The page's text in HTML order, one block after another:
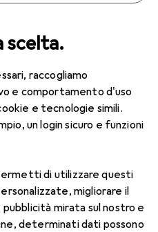
scelta.
raccogliamo
e comportamento d'uso
e tecnologie simili.
un login sicuro e funzioni
di utilizzare questi
migliorare il
mirata sul nostro e
determinati dati possono
Attrezzi